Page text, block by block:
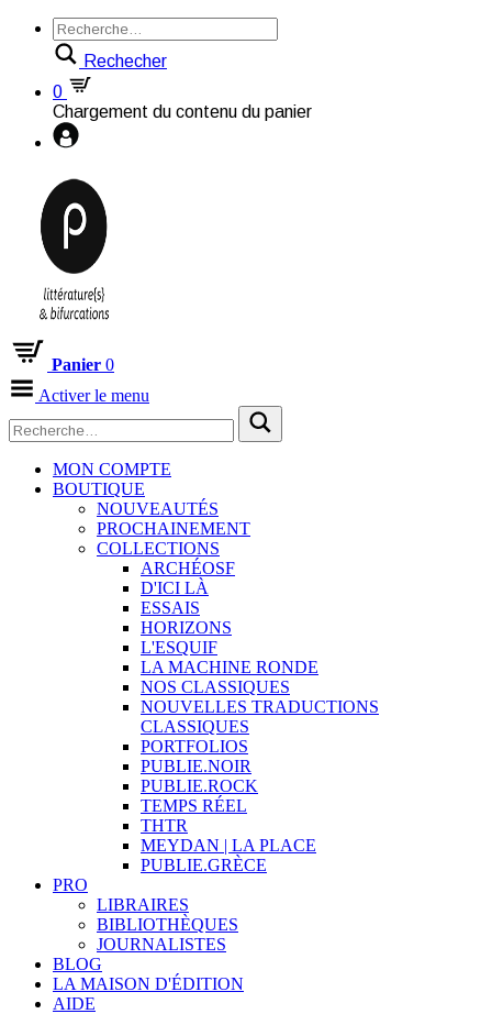
Rechecher
0
Chargement du contenu du panier
Panier 0
Activer le menu
MON COMPTE
BOUTIQUE
NOUVEAUTÉS
PROCHAINEMENT
COLLECTIONS
ARCHÉOSF
D'ICI LÀ
ESSAIS
HORIZONS
L'ESQUIF
LA MACHINE RONDE
NOS CLASSIQUES
NOUVELLES TRADUCTIONS
CLASSIQUES
PORTFOLIOS
PUBLIE.NOIR
PUBLIE.ROCK
TEMPS RÉEL
THTR
MEYDAN | LA PLACE
PUBLIE.GRÈCE
PRO
LIBRAIRES
BIBLIOTHÈQUES
JOURNALISTES
BLOG
LA MAISON D'ÉDITION
AIDE